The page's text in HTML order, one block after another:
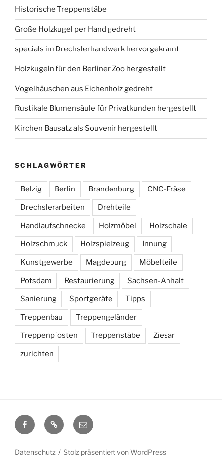
Historische Treppenstäbe
Große Holzkugel per Hand gedreht
specials im Drechslerhandwerk hervorgekramt
Holzkugeln für den Berliner Zoo hergestellt
Vogelhäuschen aus Eichenholz gedreht
Rustikale Blumensäule für Privatkunden hergestellt
Kirchen Bausatz als Souvenir hergestellt
SCHLAGWÖRTER
Belzig Berlin Brandenburg CNC-Fräse
Drechslerarbeiten Drehteile
Handlaufschnecke Holzmöbel Holzschale
Holzschmuck Holzspielzeug Innung
Kunstgewerbe Magdeburg Möbelteile
Potsdam Restaurierung Sachsen-Anhalt
Sanierung Sportgeräte Tipps
Treppenbau Treppengeländer
Treppenpfosten Treppenstäbe Ziesar
zurichten
facebookWordPress
mail
Datenschutz Stolz präsentiert von WordPress